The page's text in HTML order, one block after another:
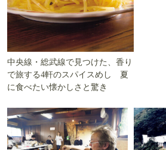
中央線・総武線で見つけた、香り
で旅する4軒のスパイスめし 夏
に食べたい懐かしさと驚き